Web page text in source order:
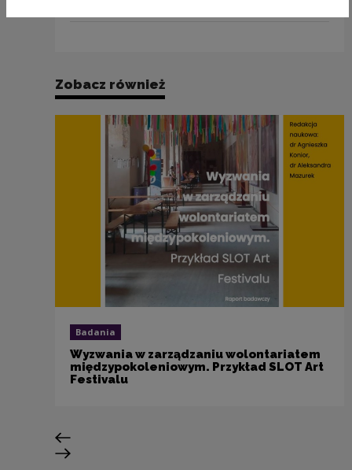
Zobacz również
Badania
Wyzwania w zarządzaniu wolontariatem
międzypokoleniowym. Przykład SLOT Art
Festivalu
Poprzedni slajd
Następny slajd